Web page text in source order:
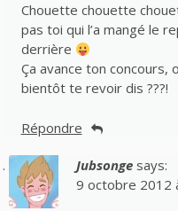
Chouette chouette
pas toi qui l’a mangé le
derrière
Ça avance ton concours,
bientôt te revoir dis ???!
Répondre
Jubsonge says:
9 octobre 2012